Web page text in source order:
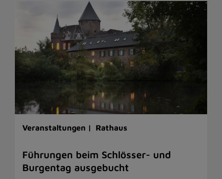
Veranstaltungen | Rathaus
Führungen beim Schlösser- und
Burgentag ausgebucht